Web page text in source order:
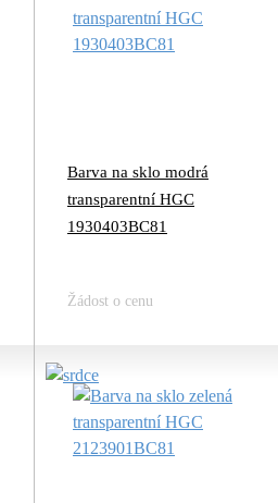
Barva na sklo modrá
transparentní HGC
1930403BC81
Žádost o cenu